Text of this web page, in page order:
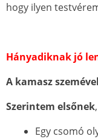
hogy ilyen
Hányadiknak jó
A kamasz szemével
Szerintem elsőnek
Egy csomó